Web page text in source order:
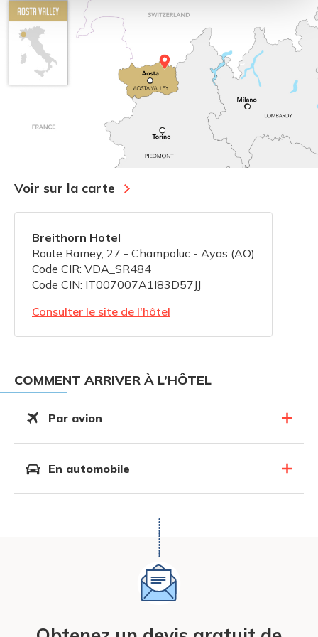
Voir sur la carte
Breithorn Hotel
Route Ramey, 27 - Champoluc - Ayas (AO)
Code CIR: VDA_SR484
Code CIN: IT007007A1I83D57JJ
Consulter le site de l'hôtel
COMMENT ARRIVER À L’HÔTEL
Par avion
En automobile